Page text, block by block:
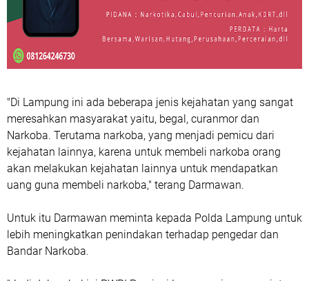
"Di Lampung ini ada beberapa jenis kejahatan yang sangat
meresahkan masyarakat yaitu, begal, curanmor dan
Narkoba. Terutama narkoba, yang menjadi pemicu dari
kejahatan lainnya, karena untuk membeli narkoba orang
akan melakukan kejahatan lainnya untuk mendapatkan
uang guna membeli narkoba," terang Darmawan.
Untuk itu Darmawan meminta kepada Polda Lampung untuk
lebih meningkatkan penindakan terhadap pengedar dan
Bandar Narkoba.